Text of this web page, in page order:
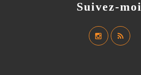
Suivez-moi